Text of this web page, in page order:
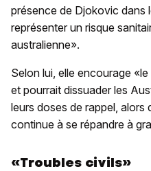
présence de Djokovic dans
représenter un risque
australienne».
Selon lui, elle encourage
et pourrait dissuader les
leurs doses de rappel, alors
continue à se répandre à
«Troubles civils»